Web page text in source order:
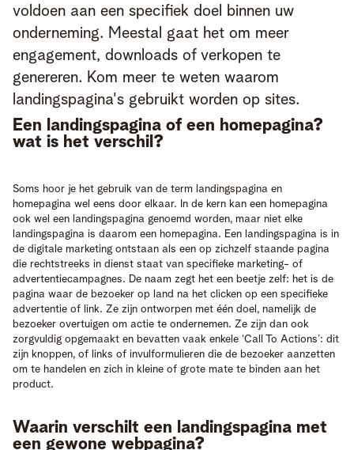
voldoen aan een specifiek doel binnen uw
onderneming. Meestal gaat het om meer
engagement, downloads of verkopen te
genereren. Kom meer te weten waarom
landingspagina's gebruikt worden op sites.
Een landingspagina of een homepagina?
wat is het verschil?
Soms hoor je het gebruik van de term landingspagina en
homepagina wel eens door elkaar. In de kern kan een homepagina
ook wel een landingspagina genoemd worden, maar niet elke
landingspagina is daarom een homepagina. Een landingspagina is in
de digitale marketing ontstaan als een op zichzelf staande pagina
die rechtstreeks in dienst staat van specifieke marketing- of
advertentiecampagnes. De naam zegt het een beetje zelf: het is de
pagina waar de bezoeker op land na het clicken op een specifieke
advertentie of link. Ze zijn ontworpen met één doel, namelijk de
bezoeker overtuigen om actie te ondernemen. Ze zijn dan ook
zorgvuldig opgemaakt en bevatten vaak enkele ‘Call To Actions’: dit
zijn knoppen, of links of invulformulieren die de bezoeker aanzetten
om te handelen en zich in kleine of grote mate te binden aan het
product.
Waarin verschilt een landingspagina met
een gewone webpagina?